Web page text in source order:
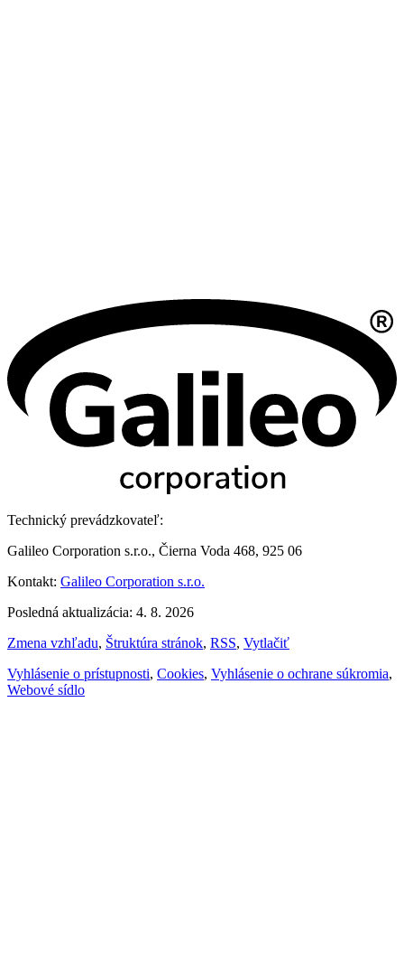
Technický prevádzkovateľ:
Galileo Corporation s.r.o., Čierna Voda 468, 925 06
Kontakt: Galileo Corporation s.r.o.
Posledná aktualizácia: 4. 8. 2026
Zmena vzhľadu, Štruktúra stránok, RSS, Vytlačiť
Vyhlásenie o prístupnosti, Cookies, Vyhlásenie o ochrane súkromia,
Webové sídlo